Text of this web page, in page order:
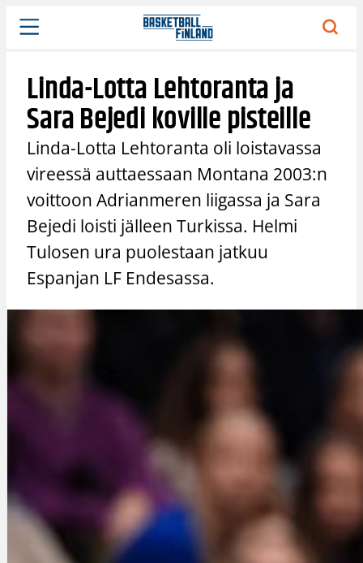
Siirry
sisältöön
Linda-Lotta Lehtoranta ja
Sara Bejedi koville pisteille
Linda-Lotta Lehtoranta oli loistavassa
vireessä auttaessaan Montana 2003:n
voittoon Adrianmeren liigassa ja Sara
Bejedi loisti jälleen Turkissa. Helmi
Tulosen ura puolestaan jatkuu
Espanjan LF Endesassa.